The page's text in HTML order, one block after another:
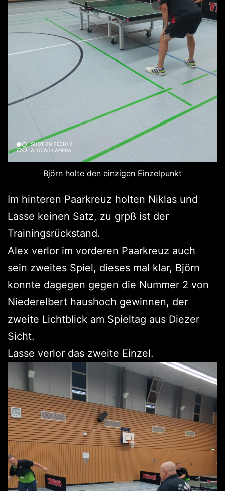
Björn holte den einzigen Einzelpunkt
Im hinteren Paarkreuz holten Niklas und
Lasse keinen Satz, zu grpß ist der
Trainingsrückstand.
Alex verlor im vorderen Paarkreuz auch
sein zweites Spiel, dieses mal klar, Björn
konnte dagegen gegen die Nummer 2 von
Niederelbert haushoch gewinnen, der
zweite Lichtblick am Spieltag aus Diezer
Sicht.
Lasse verlor das zweite Einzel.